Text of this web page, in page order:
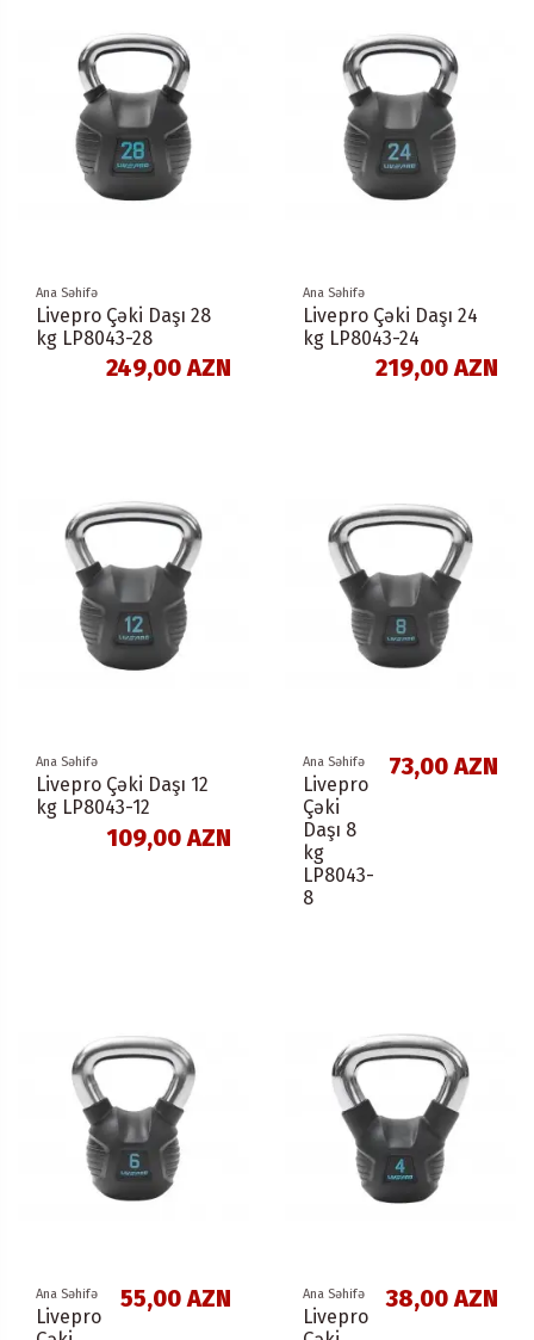
Ana Səhifə
Livepro Çəki Daşı 28
kg LP8043-28
249,00 AZN
Ana Səhifə
Livepro Çəki Daşı 24
kg LP8043-24
219,00 AZN
Ana Səhifə
Livepro Çəki Daşı 12
kg LP8043-12
109,00 AZN
Ana Səhifə
Livepro
Çəki
Daşı 8
kg
LP8043-
8
73,00 AZN
Ana Səhifə
Livepro
55,00 AZN Ana Səhifə
Livepro
38,00 AZN